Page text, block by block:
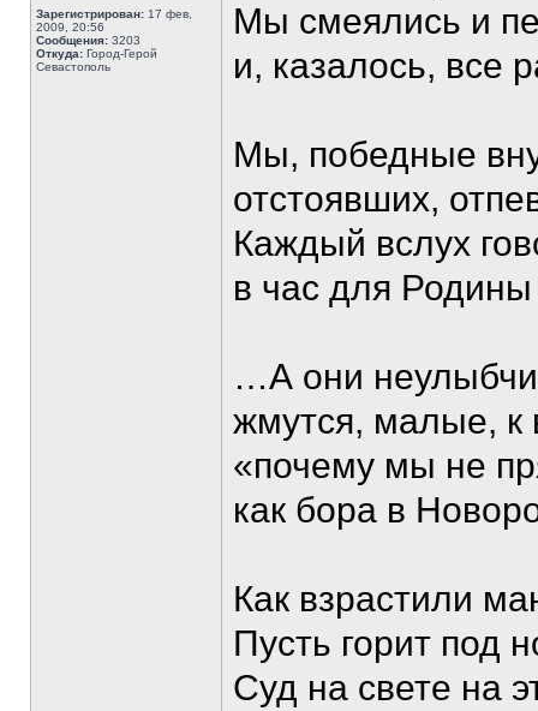
Зарегистрирован: 17 фев,
2009, 20:56
Сообщения: 3203
Откуда: Город-Герой
Севастополь
Мы смеялись и
и, казалось, все
Мы, победные
отстоявших,
Каждый вслух
в час для
…А они
жмутся, малые, к
«почему мы не
как бора в
Как взрастили
Пусть горит под
Суд на свете на